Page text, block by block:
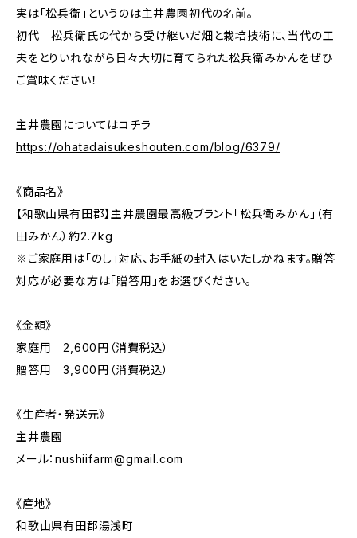
実は「松兵衛」というのは主井農園初代の名前。
初代 松兵衛氏の代から受け継いだ畑と栽培技術に、当代の工
夫をとりいれながら日々大切に育てられた松兵衛みかんをぜひ
ご賞味ください！
主井農園についてはコチラ
https://ohatadaisukeshouten.com/blog/6379/
《商品名》
【和歌山県有田郡】主井農園最高級ブラント「松兵衛みかん」（有
田みかん）約2.7kg
※ご家庭用は「のし」対応、お手紙の封入はいたしかねます。贈答
対応が必要な方は「贈答用」をお選びください。
《金額》
家庭用 2,600円（消費税込）
贈答用 3,900円（消費税込）
《生産者・発送元》
主井農園
メール：nushiifarm@gmail.com
《産地》
和歌山県有田郡湯浅町